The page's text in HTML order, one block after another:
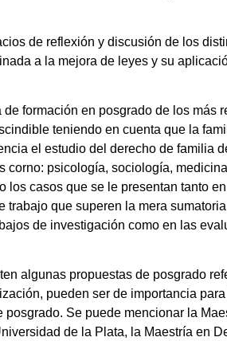
de reflexión y discusión de los
a la mejora de leyes y su
formación en posgrado de los más
teniendo en cuenta que la
el estudio del derecho de familia
corno: psicología, sociología,
casos que se le presentan tanto
que superen la mera
de investigación como en las
algunas propuestas de posgrado
pueden ser de importancia
Se puede mencionar la
de la Plata, la Maestría en